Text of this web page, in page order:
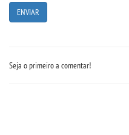
Seja o primeiro a comentar!